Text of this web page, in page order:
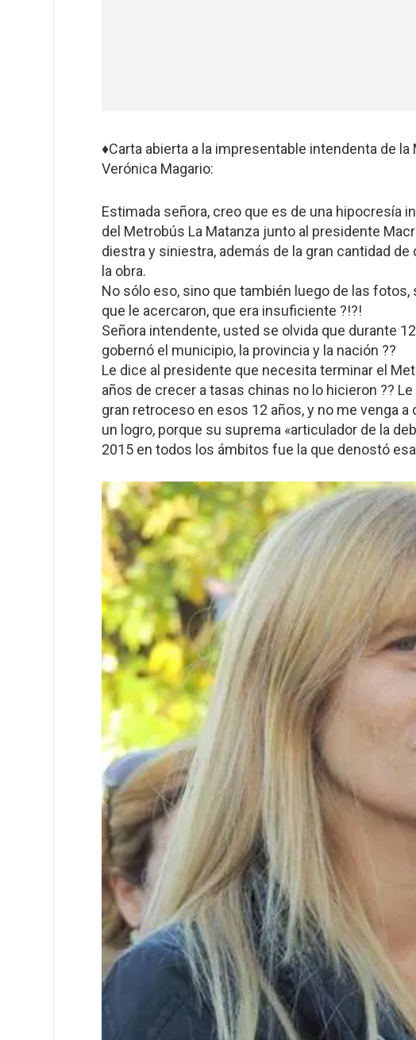
♦Carta abierta a la impresentable intendenta de la
Verónica Magario:
Estimada señora, creo que es de una hipocresía
del Metrobús La Matanza junto al presidente
diestra y siniestra, además de la gran cantidad
la obra.
No sólo eso, sino que también luego de las
que le acercaron, que era insuficiente ?!?!
Señora intendente, usted se olvida que durante
gobernó el municipio, la provincia y la nación ??
Le dice al presidente que necesita terminar el
años de crecer a tasas chinas no lo hicieron ??
gran retroceso en esos 12 años, y no me venga
un logro, porque su suprema «articulador de la
2015 en todos los ámbitos fue la que denostó